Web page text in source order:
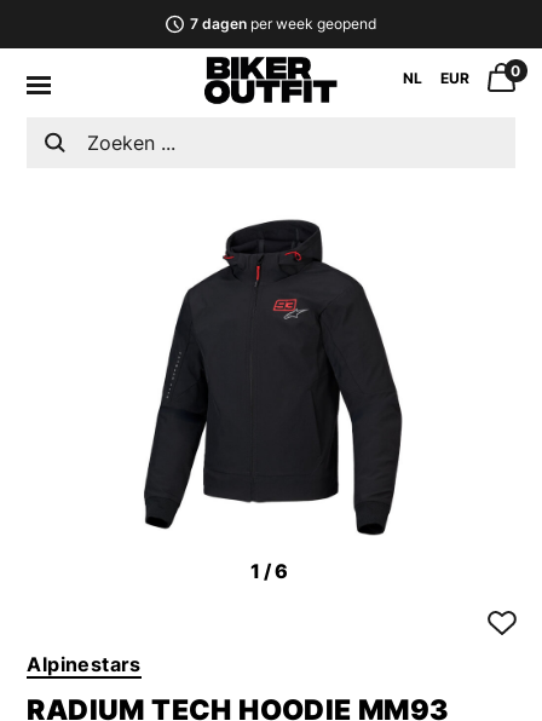
7 dagenper week geopend
NL EUR 0
1 /6
Alpinestars
RADIUM TECH HOODIE MM93